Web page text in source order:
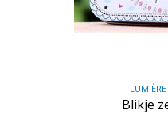
Blikje